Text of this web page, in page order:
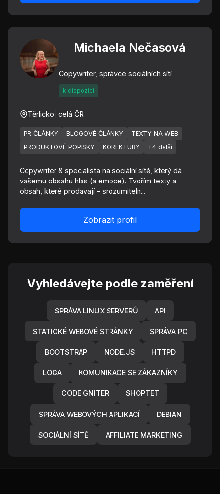
Michaela Nečasová
Copywriter, správce sociálních sítí
k dispozici
Těrlicko | celá ČR
PR ČLÁNKY BLOGOVÉ ČLÁNKY
TEXTY NA WEB
PRODUKTOVÉ POPISKY
KOREKTURY +4 další
Copywriter & specialista na sociální sítě, který dá
vašemu obsahu hlas (a emoce). Tvořím texty a
obsah, které prodávají – srozumiteln...
Zobrazit profil
Vyhledávejte podle zaměření
SPRÁVA LINUX SERVERŮ API
STATICKÉ WEBOVÉ STRÁNKY SPRÁVA PC
BOOTSTRAP NODE.JS HTTPD
LOGA KOMUNIKACE SE ZÁKAZNÍKY
CODEIGNITER SHOPTET
SPRÁVA WEBOVÝCH APLIKACÍ DEBIAN
SOCIÁLNÍ SÍTĚ AFFILIATE MARKETING